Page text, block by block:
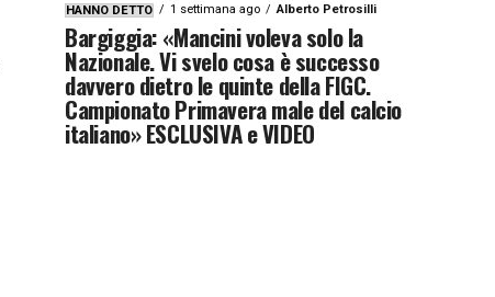
HANNO DETTO 1 settimana ago Alberto Petrosilli
Bargiggia: «Mancini voleva solo la
Nazionale. Vi svelo cosa è successo
davvero dietro le quinte della FIGC.
Campionato Primavera male del calcio
italiano» ESCLUSIVA e VIDEO